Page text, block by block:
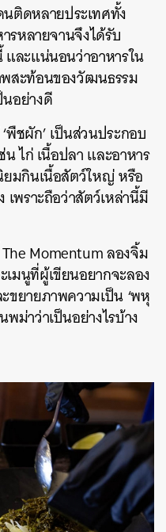
ติดหลายประเทศทั้ง
รหลายจานจึงได้รับ
ละแน่นอนว่าอาหารใน
สะท้อนของวัฒนธรรม
อย่างดี
ชผัก’ เป็นส่วนประกอบ
ไก่ เนื้อปลา และอาหาร
มกินเนื้อสัตว์ใหญ่ หรือ
พราะถือว่าสัตว์เหล่านี้มี
Momentum ลองจิ้ม
เมนูที่ผู้เขียนอยากจะลอง
ยายภาพความเป็น ‘พหุ
ม่าว่าเป็นอย่างไรบ้าง